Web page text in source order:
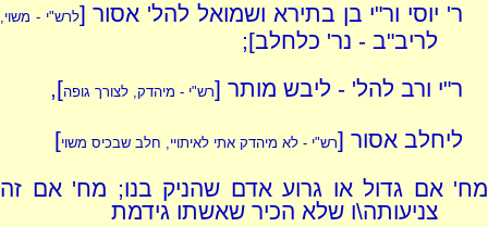
ר' יוסי ור"י בן בתירא ושמואל להל' אסור [לרש"י - משוי,
לריב"ב - נר' כלחלב];
ר"י ורב להל' - ליבש מותר [רש"י - מיהדק, לצורך גופה],
ליחלב אסור [רש"י - לא מיהדק אתי לאיתויי, חלב שבכיס משוי]
מח' אם גדול או גרוע אדם שהניק בנו; מח' אם זה
צניעותה\ו שלא הכיר שאשתו גידמת